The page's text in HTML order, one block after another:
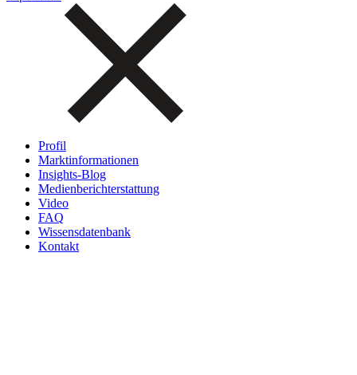
Profil
Marktinformationen
Insights-Blog
Medienberichterstattung
Video
FAQ
Wissensdatenbank
Kontakt